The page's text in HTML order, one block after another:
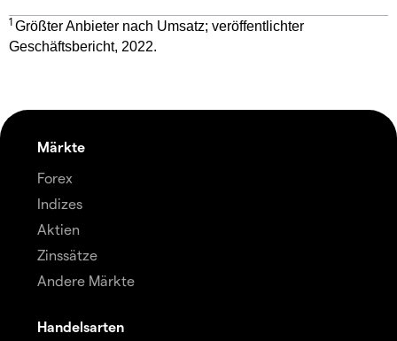
1 Größter Anbieter nach Umsatz; veröffentlichter
Geschäftsbericht, 2022.
Märkte
Forex
Indizes
Aktien
Zinssätze
Andere Märkte
Handelsarten